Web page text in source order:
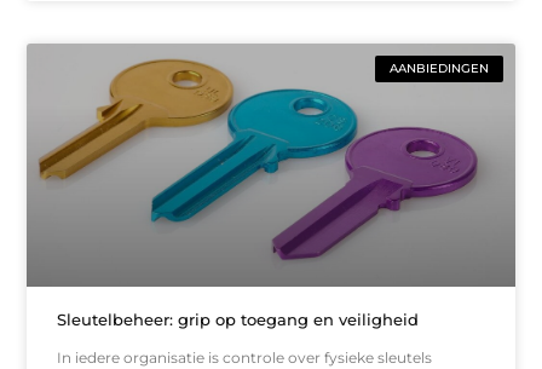
AANBIEDINGEN
Sleutelbeheer: grip op toegang en veiligheid
In iedere organisatie is controle over fysieke sleutels